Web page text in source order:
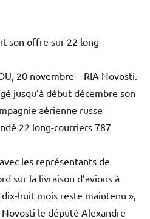
son offre sur 22 long-
20 novembre – RIA Novosti.
jusqu’à début décembre son
aérienne russe
22 long-courriers 787
les représentants de
sur la livraison d’avions à
huit mois reste maintenu »,
le député Alexandre